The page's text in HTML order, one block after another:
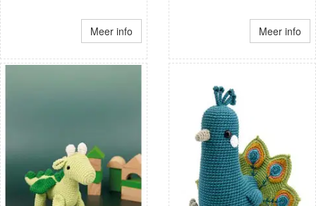
Meer info Meer info